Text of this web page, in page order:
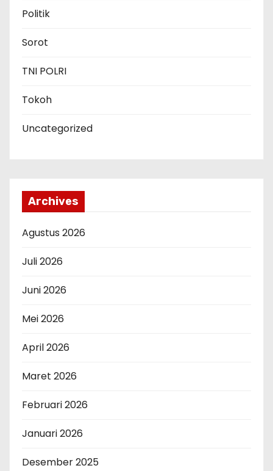
Politik
Sorot
TNI POLRI
Tokoh
Uncategorized
Archives
Agustus 2026
Juli 2026
Juni 2026
Mei 2026
April 2026
Maret 2026
Februari 2026
Januari 2026
Desember 2025